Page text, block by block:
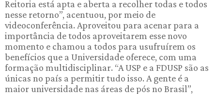
Reitoria está apta e aberta a recolher todas e todos
nesse retorno”, acentuou, por meio de
videoconferência. Aproveitou para acenar para a
importância de todos aproveitarem esse novo
momento e chamou a todos para usufruírem os
benefícios que a Universidade oferece, com uma
formação multidisciplinar. “A USP e a FDUSP são as
únicas no país a permitir tudo isso. A gente é a
maior universidade nas áreas de pós no Brasil”,